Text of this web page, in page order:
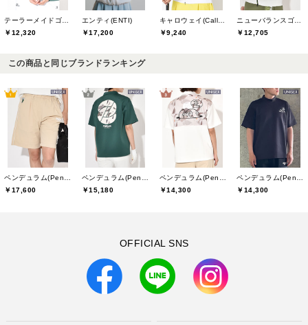
￥12,320
エンティ(ENTI)
￥17,200
￥9,240
￥12,705
この商品と同じブランドランキング
￥17,600
￥15,180
￥14,300
￥14,300
OFFICIAL SNS